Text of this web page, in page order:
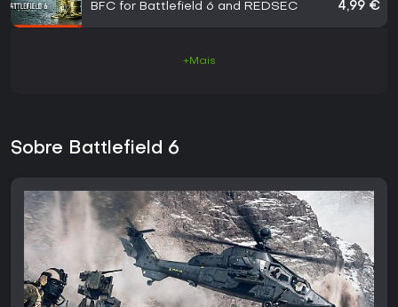
BFC for Battlefield 6 and REDSEC 4,99 €
+Mais
Sobre Battlefield 6